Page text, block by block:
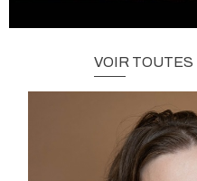
VOIR TOUTES